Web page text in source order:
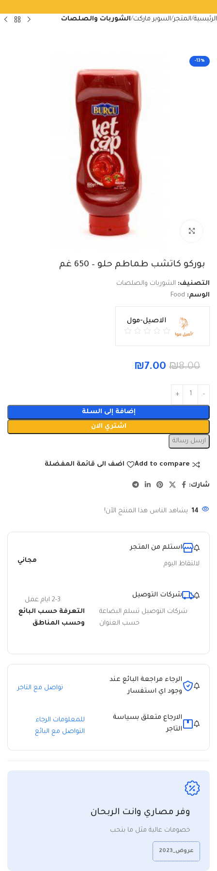
الرئيسية المتجر السوبر ماركت الشوربات والصلصات
-13%
بوركو كاتشب طماطم حلو – 650 غم
التصنيف: الشوربات والصلصات
الوسم: Food
الاصيل-مول
₪8.00
₪7.00
إضافة إلى السلة
اشتري الان
ارسل رسالة
Add to compare اضف الى قائمة المفضلة
شارك:
14 يشاهد الناس هذا المنتج الآن!
استلم من المتجر
لالتقاط اليوم مجاني
شركات التوصيل
شركات التوصيل تسلم البضاعة
حسب العنوان
2-3 ايام عمل
التعرفة حسب البائع
وحسب المناطق
الرجاء مراجعة البائع عند
وجود اي استفسار
تواصل مع التاجر
الارجاع متعلق بسياسة
التاجر
للمعلومات الرجاء
التواصل مع البائع
وفر مصاري وانت الربحان
خصومات عالية مثل ما بتحب
عروض_2023